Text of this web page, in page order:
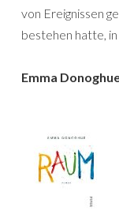
von Ereignissen
bestehen hatte,
Emma